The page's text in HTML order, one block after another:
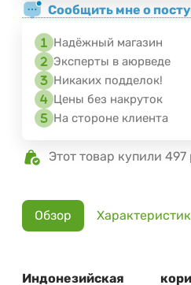
Сообщить мне о
Надёжный магазин
Эксперты в аюрведе
Никаких подделок!
Цены без накруток
На стороне клиента
Этот товар купили 497
Обзор
Индонезийская